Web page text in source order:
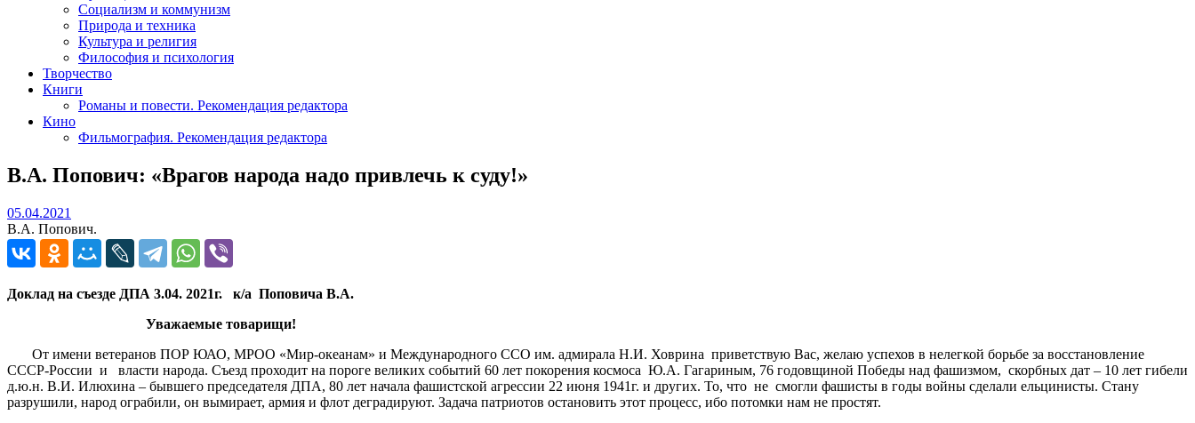
Социализм и коммунизм
Природа и техника
Культура и религия
Философия и психология
Творчество
Книги
Романы и повести. Рекомендация редактора
Кино
Фильмография. Рекомендация редактора
В.А. Попович: «Врагов народа надо привлечь к суду!»
05.04.2021
В.А. Попович.
Доклад на съезде ДПА 3.04. 2021г. к/а Поповича В.А.
Уважаемые товарищи!
От имени ветеранов ПОР ЮАО, МРОО «Мир-океанам» и Международного ССО им. адмирала Н.И. Ховрина приветствую Вас, желаю успехов в нелегкой борьбе за восстановление
СССР-России и власти народа. Съезд проходит на пороге великих событий 60 лет покорения космоса Ю.А. Гагариным, 76 годовщиной Победы над фашизмом, скорбных дат – 10 лет гибели
д.ю.н. В.И. Илюхина – бывшего председателя ДПА, 80 лет начала фашистской агрессии 22 июня 1941г. и других. То, что не смогли фашисты в годы войны сделали ельцинисты. Стану
разрушили, народ ограбили, он вымирает, армия и флот деградируют. Задача патриотов остановить этот процесс, ибо потомки нам не простят.